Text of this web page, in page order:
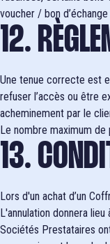
voucher / bon
12.
Une tenue correcte est
refuser l’accès ou être
acheminement par le
Le nombre maximum
13.
Lors d'un achat d’un
L'annulation donnera
Sociétés Prestataires